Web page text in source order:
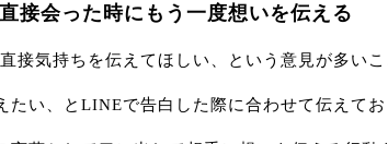
接会った時にもう一度想いを伝える
接気持ちを伝えてほしい、という意見が多い
たい、とLINEで告白した際に合わせて伝えてお